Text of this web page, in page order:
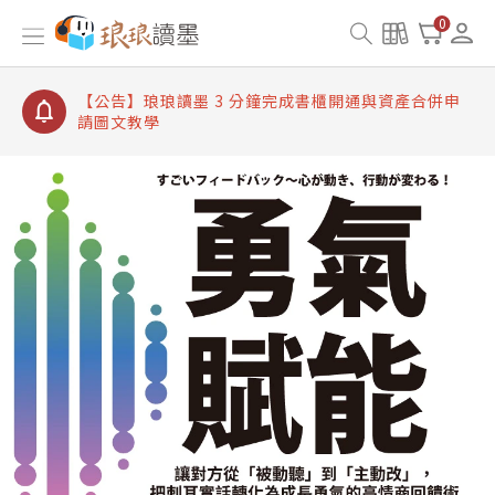
0
【公告】琅琅讀墨書櫃開通常見問題
【公告】琅琅讀墨 3 分鐘完成書櫃開通與資產合併申
【公告】琅琅書店服務升級重要說明及資產合併結果
查詢